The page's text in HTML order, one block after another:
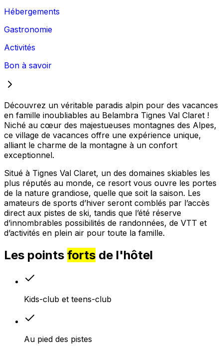
Hébergements
Gastronomie
Activités
Bon à savoir
Découvrez un véritable paradis alpin pour des vacances
en famille inoubliables au Belambra Tignes Val Claret !
Niché au cœur des majestueuses montagnes des Alpes,
ce village de vacances offre une expérience unique,
alliant le charme de la montagne à un confort
exceptionnel.
Situé à Tignes Val Claret, un des domaines skiables les
plus réputés au monde, ce resort vous ouvre les portes
de la nature grandiose, quelle que soit la saison. Les
amateurs de sports d’hiver seront comblés par l’accès
direct aux pistes de ski, tandis que l’été réserve
d’innombrables possibilités de randonnées, de VTT et
d’activités en plein air pour toute la famille.
Les points forts de l'hôtel
Kids-club et teens-club
Au pied des pistes